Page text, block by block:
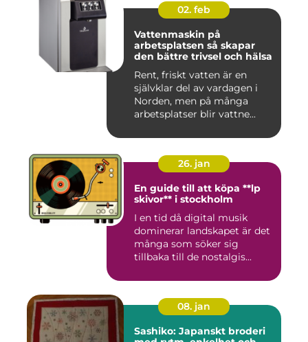
02. feb
Vattenmaskin på
arbetsplatsen så skapar
den bättre trivsel och hälsa
Rent, friskt vatten är en
självklar del av vardagen i
Norden, men på många
arbetsplatser blir vattne...
26. jan
En guide till att köpa **lp
skivor** i stockholm
I en tid då digital musik
dominerar landskapet är det
många som söker sig
tillbaka till de nostalgis...
08. jan
Sashiko: Japanskt broderi